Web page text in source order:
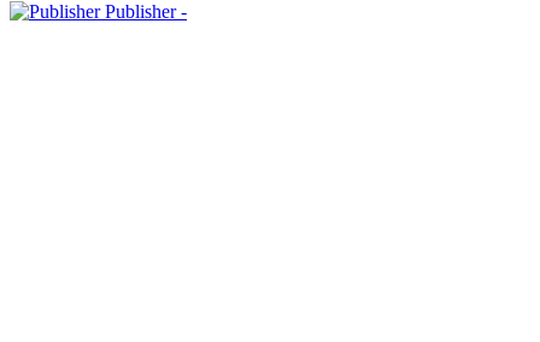
Publisher -